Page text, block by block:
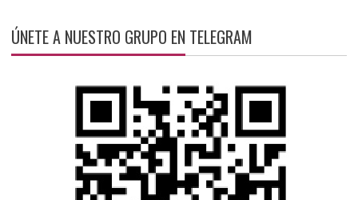
ÚNETE A NUESTRO GRUPO EN TELEGRAM